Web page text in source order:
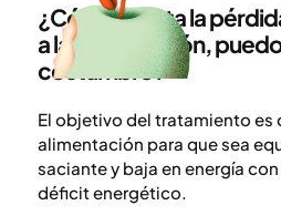
¿Cómo afecta la
a la alimentación,
costumbre?
El objetivo del tratamiento es
alimentación para que sea
saciante y baja en energía
déficit energético.